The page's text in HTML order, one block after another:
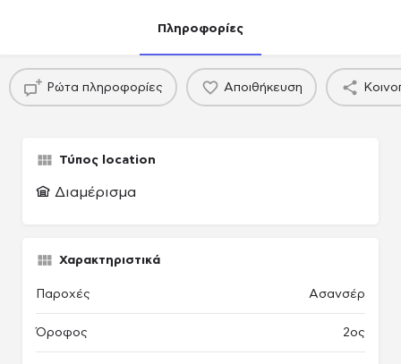
Πληροφορίες
Ρώτα πληροφορίες Αποιθήκευση
Τύπος location
Διαμέρισμα
Χαρακτηριστικά
Παροχές Ασανσέρ
Όροφος 2ος